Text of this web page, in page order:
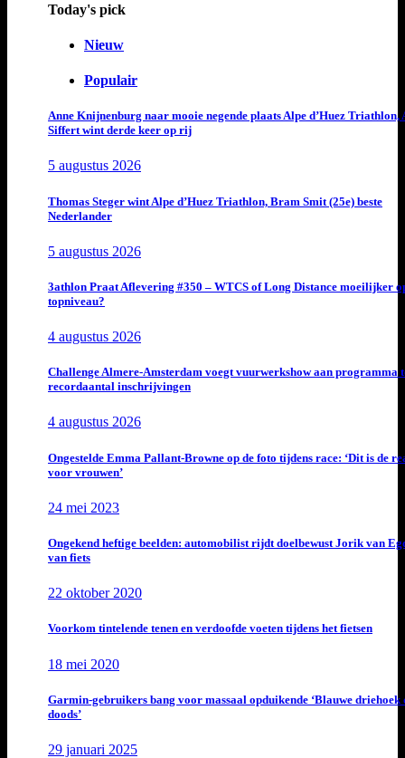
Today's pick
Nieuw
Populair
Anne Knijnenburg naar mooie negende plaats Alpe d’Huez Triathlon,
Siffert wint derde keer op rij
5 augustus 2026
Thomas Steger wint Alpe d’Huez Triathlon, Bram Smit (25e) beste
Nederlander
5 augustus 2026
3athlon Praat Aflevering #350 – WTCS of Long Distance moeilijker
topniveau?
4 augustus 2026
Challenge Almere-Amsterdam voegt vuurwerkshow aan programma
recordaantal inschrijvingen
4 augustus 2026
Ongestelde Emma Pallant-Browne op de foto tijdens race: ‘Dit is de
voor vrouwen’
24 mei 2023
Ongekend heftige beelden: automobilist rijdt doelbewust Jorik van
van fiets
22 oktober 2020
Voorkom tintelende tenen en verdoofde voeten tijdens het fietsen
18 mei 2020
Garmin-gebruikers bang voor massaal opduikende ‘Blauwe driehoek
doods’
29 januari 2025